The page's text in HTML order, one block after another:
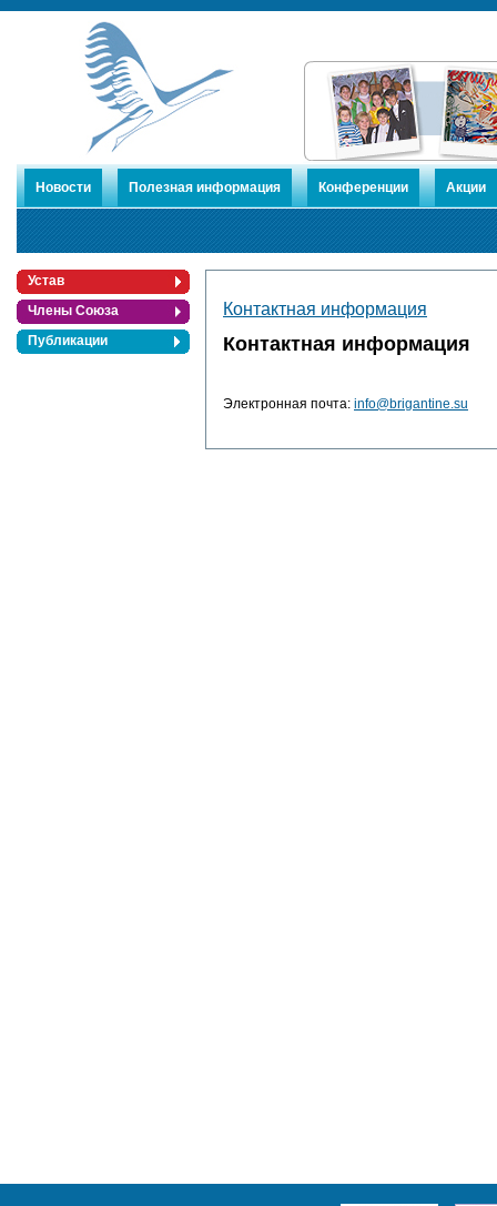
Новости Полезная информация Конференции Акции
Устав
Члены Союза
Публикации
Контактная информация
Контактная информация
Электронная почта: info@brigantine.su